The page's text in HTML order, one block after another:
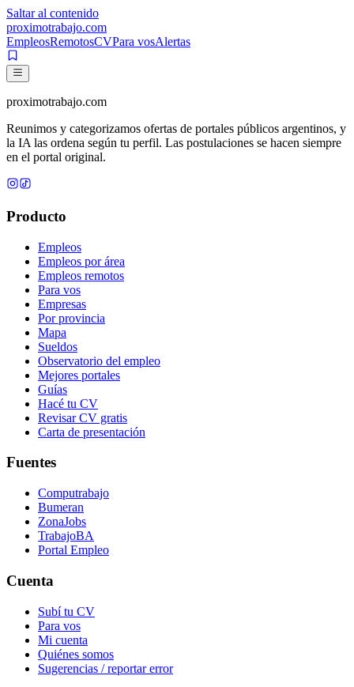
Saltar al contenido
proximotrabajo.com
EmpleosRemotosCVPara vosAlertas
proximotrabajo.com
Reunimos y categorizamos ofertas de portales públicos argentinos, y
la IA las ordena según tu perfil. Las postulaciones se hacen siempre
en el portal original.
Producto
Empleos
Empleos por área
Empleos remotos
Para vos
Empresas
Por provincia
Mapa
Sueldos
Observatorio del empleo
Mejores portales
Guías
Hacé tu CV
Revisar CV gratis
Carta de presentación
Fuentes
Computrabajo
Bumeran
ZonaJobs
TrabajoBA
Portal Empleo
Cuenta
Subí tu CV
Para vos
Mi cuenta
Quiénes somos
Sugerencias / reportar error